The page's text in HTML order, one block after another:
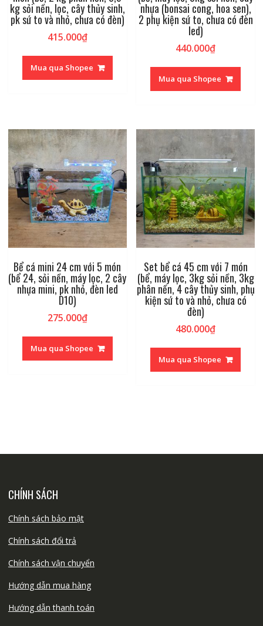
kg sỏi nền, lọc, cây thủy sinh,
pk sứ to và nhỏ, chưa có đèn)
415.000₫
Mua qua Shopee
nhựa (bonsai cong, hoa sen),
2 phụ kiện sứ to, chưa có đèn
led)
440.000₫
Mua qua Shopee
Bể cá mini 24 cm với 5 món
(bể 24, sỏi nền, máy lọc, 2 cây
nhựa mini, pk nhỏ, đèn led
D10)
275.000₫
Mua qua Shopee
Set bể cá 45 cm với 7 món
(bể, máy lọc, 3kg sỏi nền, 3kg
phân nền, 4 cây thủy sinh, phụ
kiện sứ to và nhỏ, chưa có
đèn)
480.000₫
Mua qua Shopee
CHÍNH SÁCH
Chính sách bảo mật
Chính sách đổi trả
Chính sách vận chuyển
Hướng dẫn mua hàng
Hướng dẫn thanh toán